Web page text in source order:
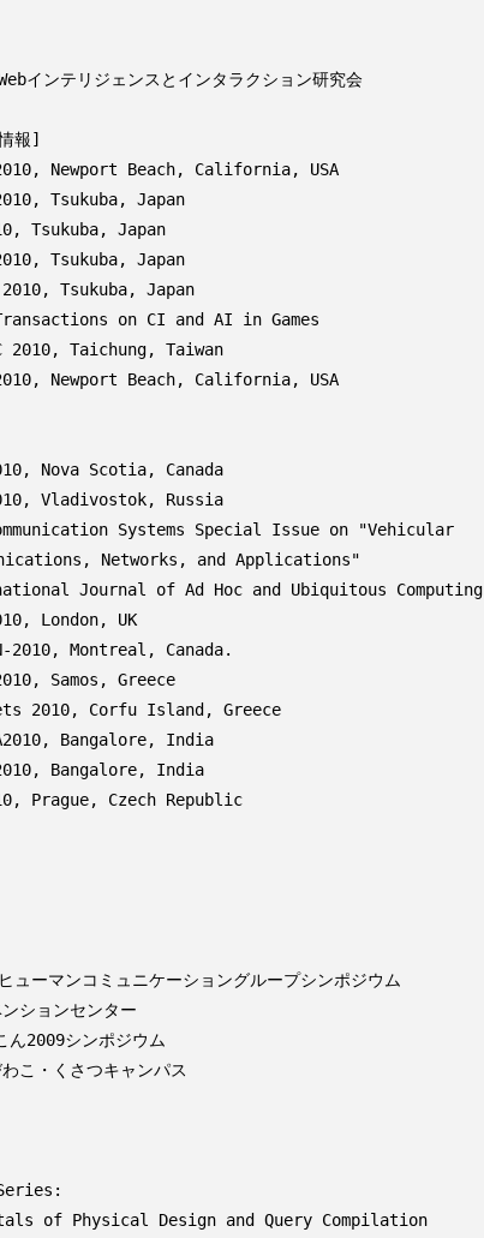
インテリジェンスとインタラクション研究会
報]
2010, Newport Beach, California, USA
Tsukuba, Japan
Tsukuba, Japan
Tsukuba, Japan
2010, Tsukuba, Japan
on CI and AI in Games
2010, Taichung, Taiwan
2010, Newport Beach, California, USA
Nova Scotia, Canada
Vladivostok, Russia
Systems Special Issue on "Vehicular
Journal of Ad Hoc and Ubiquitous Computing
London, UK
2010, Montreal, Canada.
Samos, Greece
2010, Corfu Island, Greece
Bangalore, India
Bangalore, India
Prague, Czech Republic
ーマンコミュニケーショングループシンポジウム
2009シンポジウム